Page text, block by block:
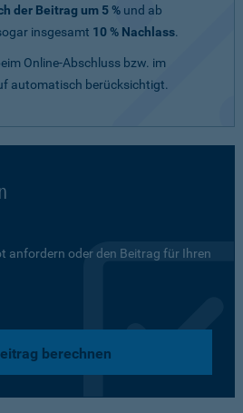
der Beitrag um 5 % und ab
insgesamt 10 % Nachlass.
Online-Abschluss bzw. im
automatisch berücksichtigt.
anfordern oder den Beitrag für Ihren
berechnen